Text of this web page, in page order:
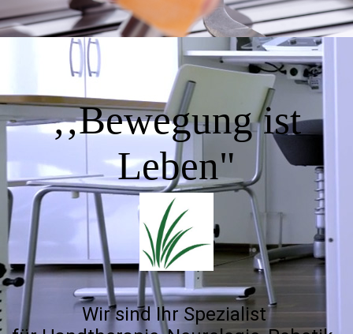
‚‚Bewegung ist
Leben"
Wir sind Ihr Spezialist